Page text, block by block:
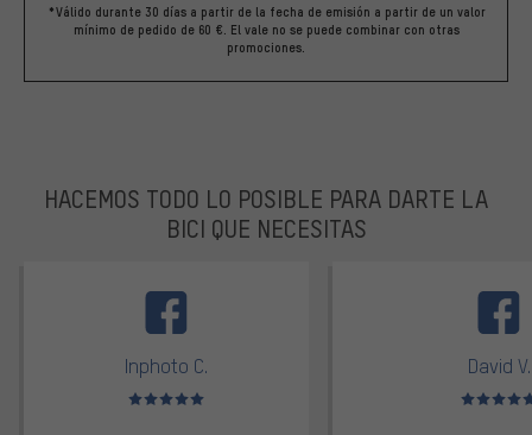
*Válido durante 30 días a partir de la fecha de emisión a partir de un valor
mínimo de pedido de 60 €. El vale no se puede combinar con otras
promociones.
HACEMOS TODO LO POSIBLE PARA DARTE LA
BICI QUE NECESITAS
Inphoto C.
Valoración media: 5 de 5
David V.
Valoración